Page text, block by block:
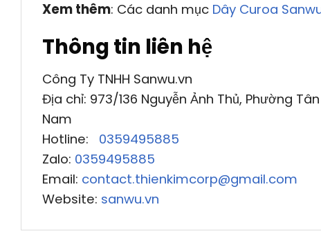
Xem thêm: Các danh mục Dây Curoa
Thông tin liên hệ
Công Ty TNHH Sanwu.vn
Địa chỉ: 973/136 Nguyễn Ảnh Thủ, Phường
Nam
Hotline: 0359495885
Zalo: 0359495885
Email: contact.thienkimcorp@gmail.com
Website: sanwu.vn